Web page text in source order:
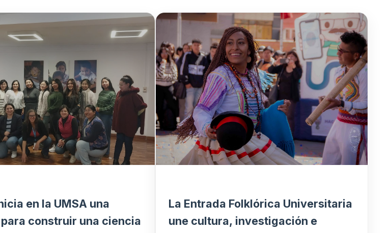
en la UMSA una
construir una ciencia
La Entrada Folklórica Universitaria
une cultura, investigación e